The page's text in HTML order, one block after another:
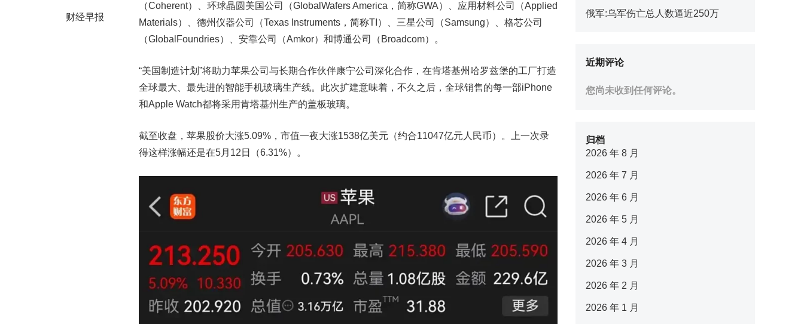
财经早报
（Coherent）、环球晶圆美国公司（GlobalWafers America，简称GWA）、应用材料公司（Applied
Materials）、德州仪器公司（Texas Instruments，简称TI）、三星公司（Samsung）、格芯公司
（GlobalFoundries）、安靠公司（Amkor）和博通公司（Broadcom）。
“美国制造计划”将助力苹果公司与长期合作伙伴康宁公司深化合作，在肯塔基州哈罗兹堡的工厂打造
全球最大、最先进的智能手机玻璃生产线。此次扩建意味着，不久之后，全球销售的每一部iPhone
和Apple Watch都将采用肯塔基州生产的盖板玻璃。
截至收盘，苹果股价大涨5.09%，市值一夜大涨1538亿美元（约合11047亿元人民币）。上一次录
得这样涨幅还是在5月12日（6.31%）。
俄军:乌军伤亡总人数逼近250万
近期评论
您尚未收到任何评论。
归档
2026 年 8 月
2026 年 7 月
2026 年 6 月
2026 年 5 月
2026 年 4 月
2026 年 3 月
2026 年 2 月
2026 年 1 月